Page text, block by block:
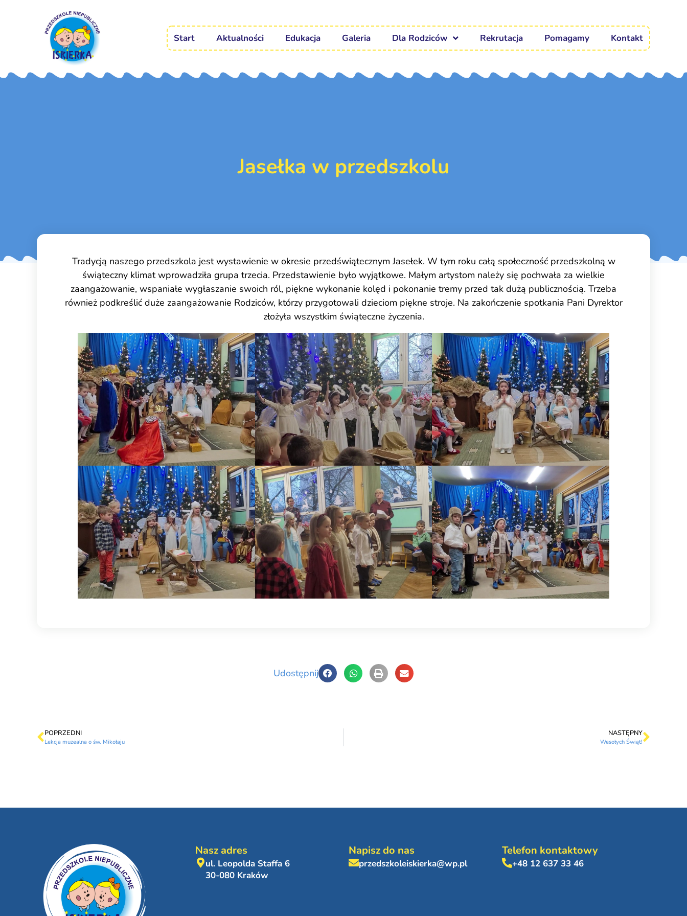
Start Aktualności Edukacja Galeria Dla Rodziców Rekrutacja Pomagamy Kontakt
Jasełka w przedszkolu
Tradycją naszego przedszkola jest wystawienie w okresie przedświątecznym Jasełek. W tym roku całą społeczność przedszkolną w
świąteczny klimat wprowadziła grupa trzecia. Przedstawienie było wyjątkowe. Małym artystom należy się pochwała za wielkie
zaangażowanie, wspaniałe wygłaszanie swoich ról, piękne wykonanie kolęd i pokonanie tremy przed tak dużą publicznością. Trzeba
również podkreślić duże zaangażowanie Rodziców, którzy przygotowali dzieciom piękne stroje. Na zakończenie spotkania Pani Dyrektor
złożyła wszystkim świąteczne życzenia.
Udostępnij
POPRZEDNI
Lekcja muzealna o św. Mikołaju
NASTĘPNY
Wesołych Świąt!
Nasz adres
ul. Leopolda Staffa 6
30-080 Kraków
Napisz do nas
przedszkoleiskierka@wp.pl
Telefon kontaktowy
+48 12 637 33 46